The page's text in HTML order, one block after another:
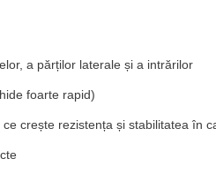
a părților laterale și a intrărilor
foarte rapid)
crește rezistența și stabilitatea în